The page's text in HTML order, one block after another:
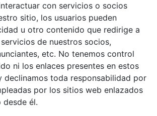
con servicios o socios
sitio, los usuarios pueden
u otro contenido que redirige a
de nuestros socios,
etc. No tenemos control
ni los enlaces presentes en estos
declinamos toda responsabilidad por
por los sitios web enlazados
él.